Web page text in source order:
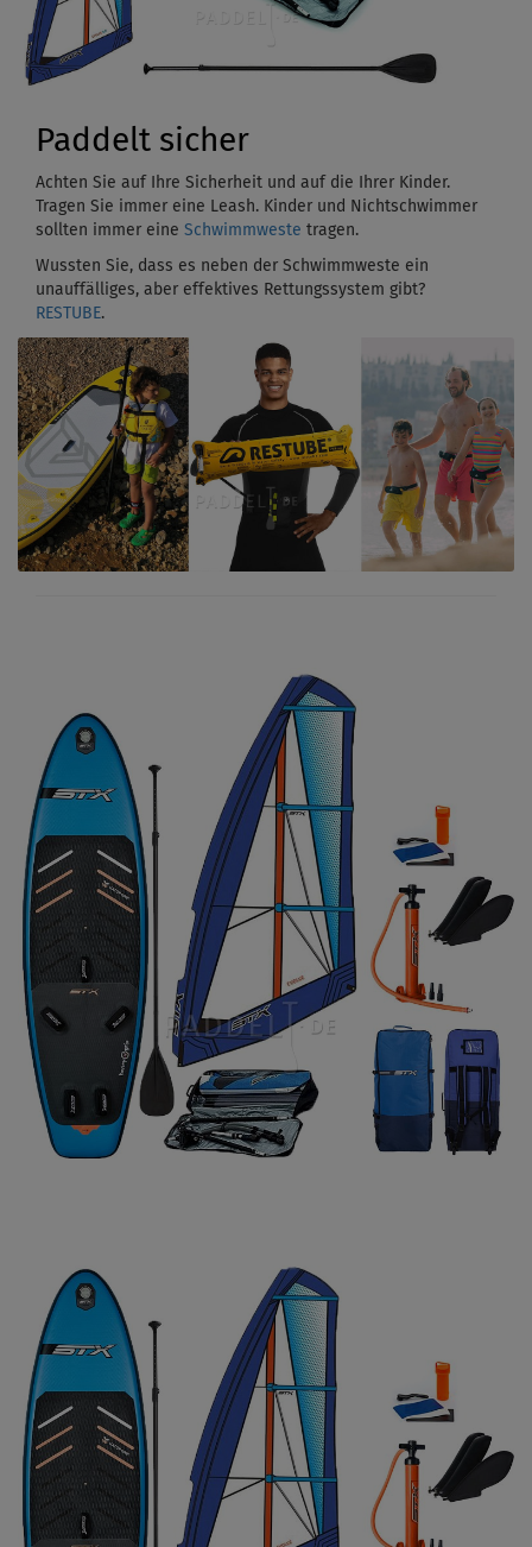
Paddelt sicher
Achten Sie auf Ihre Sicherheit und auf die Ihrer Kinder.
Tragen Sie immer eine Leash. Kinder und Nichtschwimmer
sollten immer eine Schwimmweste tragen.
Wussten Sie, dass es neben der Schwimmweste ein
unauffälliges, aber effektives Rettungssystem gibt?
RESTUBE.